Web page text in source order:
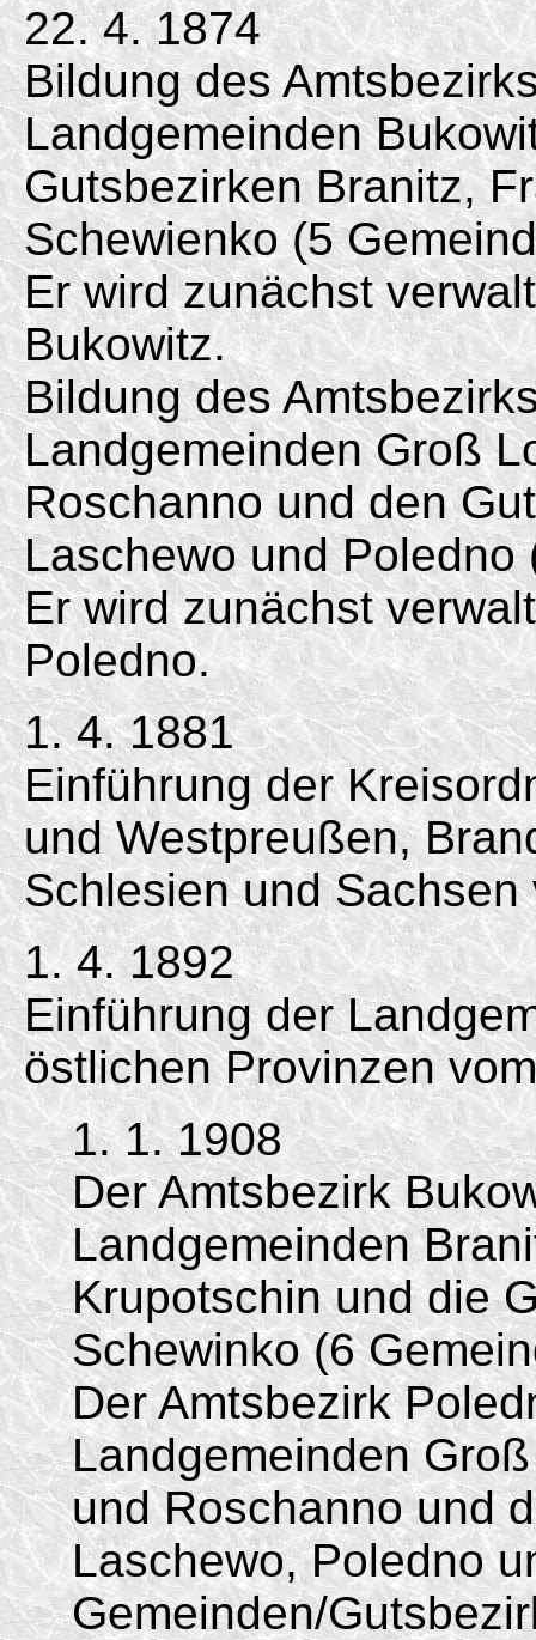
22. 4. 1874
Bildung des
Landgemeinden
Gutsbezirken Branitz,
Schewienko (5
Er wird zunächst
Bukowitz.
Bildung des
Landgemeinden Groß
Roschanno und den
Laschewo und Poledno
Er wird zunächst
Poledno.
1. 4. 1881
Einführung der
und Westpreußen,
Schlesien und
1. 4. 1892
Einführung der
östlichen Provinzen
1. 1. 1908
Der Amtsbezirk
Landgemeinden
Krupotschin und die
Schewinko (6
Der Amtsbezirk
Landgemeinden
und Roschanno und
Laschewo, Poledno
Gemeinden/